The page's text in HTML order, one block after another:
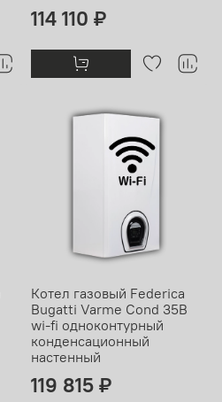
114 110 ₽
Котел газовый Federica
Bugatti Varme Cond 35В
wi-fi одноконтурный
конденсационный
настенный
119 815 ₽